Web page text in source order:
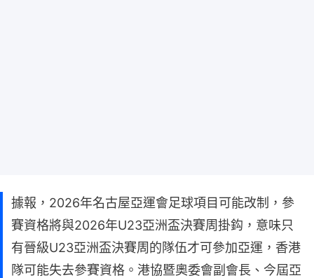
據報，2026年名古屋亞運會足球項目可能改制，參
賽資格將與2026年U23亞洲盃決賽周掛鈎，意味只
有晉級U23亞洲盃決賽周的隊伍才可參加亞運，香港
隊可能失去參賽資格。港協暨奧委會副會長、今屆亞